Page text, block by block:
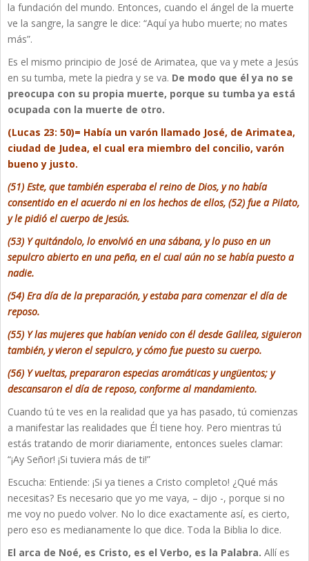
la fundación del mundo. Entonces, cuando el ángel de la muerte
ve la sangre, la sangre le dice: “Aquí ya hubo muerte; no mates
más”.
Es el mismo principio de José de Arimatea, que va y mete a Jesús
en su tumba, mete la piedra y se va. De modo que él ya no se
preocupa con su propia muerte, porque su tumba ya está
ocupada con la muerte de otro.
(Lucas 23: 50)= Había un varón llamado José, de Arimatea,
ciudad de Judea, el cual era miembro del concilio, varón
bueno y justo.
(51) Este, que también esperaba el reino de Dios, y no había
consentido en el acuerdo ni en los hechos de ellos, (52) fue a Pilato,
y le pidió el cuerpo de Jesús.
(53) Y quitándolo, lo envolvió en una sábana, y lo puso en un
sepulcro abierto en una peña, en el cual aún no se había puesto a
nadie.
(54) Era día de la preparación, y estaba para comenzar el día de
reposo.
(55) Y las mujeres que habían venido con él desde Galilea, siguieron
también, y vieron el sepulcro, y cómo fue puesto su cuerpo.
(56) Y vueltas, prepararon especias aromáticas y ungüentos; y
descansaron el día de reposo, conforme al mandamiento.
Cuando tú te ves en la realidad que ya has pasado, tú comienzas
a manifestar las realidades que Él tiene hoy. Pero mientras tú
estás tratando de morir diariamente, entonces sueles clamar:
“¡Ay Señor! ¡Si tuviera más de ti!”
Escucha: Entiende: ¡Si ya tienes a Cristo completo! ¿Qué más
necesitas? Es necesario que yo me vaya, – dijo -, porque si no
me voy no puedo volver. No lo dice exactamente así, es cierto,
pero eso es medianamente lo que dice. Toda la Biblia lo dice.
El arca de Noé, es Cristo, es el Verbo, es la Palabra. Allí es